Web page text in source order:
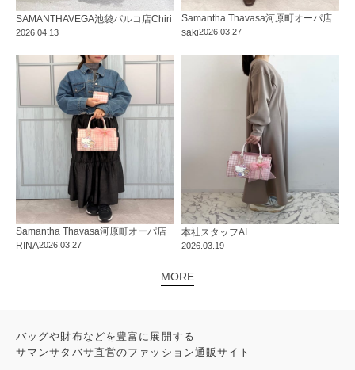
2026.04.13
SAMANTHAVEGA池袋パルコ店Chiri
2026.03.27
Samantha Thavasa河原町オーパ店
saki
2026.03.27
Samantha Thavasa河原町オーパ店
RINA
2026.03.19
本社 スタッフAI
MORE
バッグや財布などを豊富に展開する
サマンサタバサ直営のファッション通販サイト